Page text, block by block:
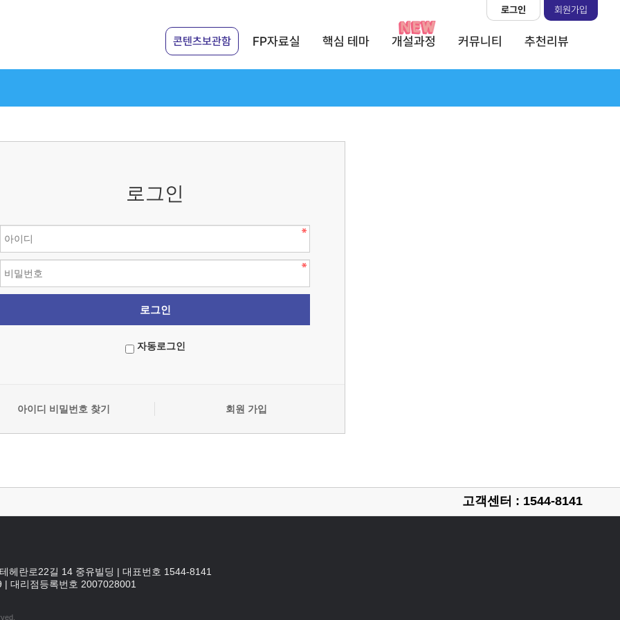
콘텐츠보관함 FP자료실 핵심 테마 개설과정 커뮤니티 추천리뷰
로그인 회원가입
로그인
자동로그인
아이디 비밀번호 찾기 회원 가입
고객센터 : 1544-8141
헤란로22길 14 중유빌딩 | 대표번호 1544-8141
| 대리점등록번호 2007028001